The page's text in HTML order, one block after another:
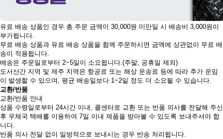
유료 배송 상품인 경우 총 주문 금액이 30,000원 미만일 시 배송비 3,000원이
부가됩니다.
무료 배송 상품과 유료 배송 상품을 함께 주문하시면 금액에 상관없이 무료 배
송이 적용됩니다.
배송은 주문일로부터 2~5일이 소요됩니다.(주말, 공휴일 제외)
도서산간 지역 및 제주 지역은 항공료 또는 해상 운송료 등에 따라 추가 운임
이 발생할 수 있으며, 평균 배송일보다 1~2일 정도 더 소요될 수 있습니다.
교환/반품
교환/반품 안내
상품 수령일로부터 24시간 이내, 콜센터로 교환 또는 반품 의사를 전달해 주신
후 우체국 택배를 이용하여 7일 이내 제품을 받아볼 수 있도록 보내주셔야 합
니다.
반품 의사 전달 없이 일방적으로 보내시는 경우 반송 처리됩니다.